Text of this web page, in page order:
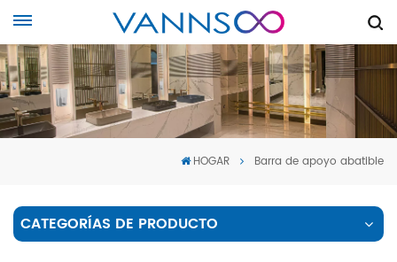
HOGAR Barra de apoyo abatible
CATEGORÍAS DE PRODUCTO